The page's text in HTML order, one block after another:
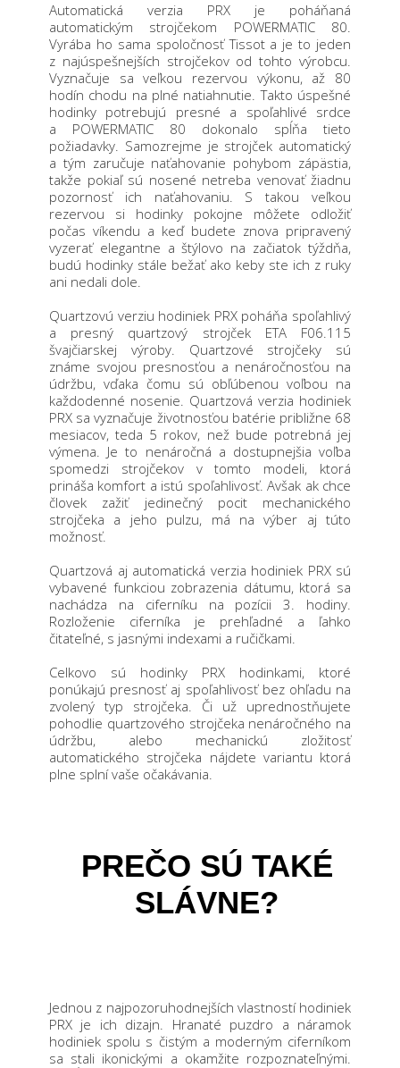
Automatická verzia PRX je poháňaná
automatickým strojčekom POWERMATIC 80.
Vyrába ho sama spoločnosť Tissot a je to jeden
z najúspešnejších strojčekov od tohto výrobcu.
Vyznačuje sa veľkou rezervou výkonu, až 80
hodín chodu na plné natiahnutie. Takto úspešné
hodinky potrebujú presné a spoľahlivé srdce
a POWERMATIC 80 dokonalo spĺňa tieto
požiadavky. Samozrejme je strojček automatický
a tým zaručuje naťahovanie pohybom zápästia,
takže pokiaľ sú nosené netreba venovať žiadnu
pozornosť ich naťahovaniu. S takou veľkou
rezervou si hodinky pokojne môžete odložiť
počas víkendu a keď budete znova pripravený
vyzerať elegantne a štýlovo na začiatok týždňa,
budú hodinky stále bežať ako keby ste ich z ruky
ani nedali dole.
Quartzovú verziu hodiniek PRX poháňa spoľahlivý
a presný quartzový strojček ETA F06.115
švajčiarskej výroby. Quartzové strojčeky sú
známe svojou presnosťou a nenáročnosťou na
údržbu, vďaka čomu sú obľúbenou voľbou na
každodenné nosenie. Quartzová verzia hodiniek
PRX sa vyznačuje životnosťou batérie približne 68
mesiacov, teda 5 rokov, než bude potrebná jej
výmena. Je to nenáročná a dostupnejšia voľba
spomedzi strojčekov v tomto modeli, ktorá
prináša komfort a istú spoľahlivosť. Avšak ak chce
človek zažiť jedinečný pocit mechanického
strojčeka a jeho pulzu, má na výber aj túto
možnosť.
Quartzová aj automatická verzia hodiniek PRX sú
vybavené funkciou zobrazenia dátumu, ktorá sa
nachádza na ciferníku na pozícii 3. hodiny.
Rozloženie ciferníka je prehľadné a ľahko
čitateľné, s jasnými indexami a ručičkami.
Celkovo sú hodinky PRX hodinkami, ktoré
ponúkajú presnosť aj spoľahlivosť bez ohľadu na
zvolený typ strojčeka. Či už uprednostňujete
pohodlie quartzového strojčeka nenáročného na
údržbu, alebo mechanickú zložitosť
automatického strojčeka nájdete variantu ktorá
plne splní vaše očakávania.
PREČO SÚ TAKÉ
SLÁVNE?
Jednou z najpozoruhodnejších vlastností hodiniek
PRX je ich dizajn. Hranaté puzdro a náramok
hodiniek spolu s čistým a moderným ciferníkom
sa stali ikonickými a okamžite rozpoznateľnými.